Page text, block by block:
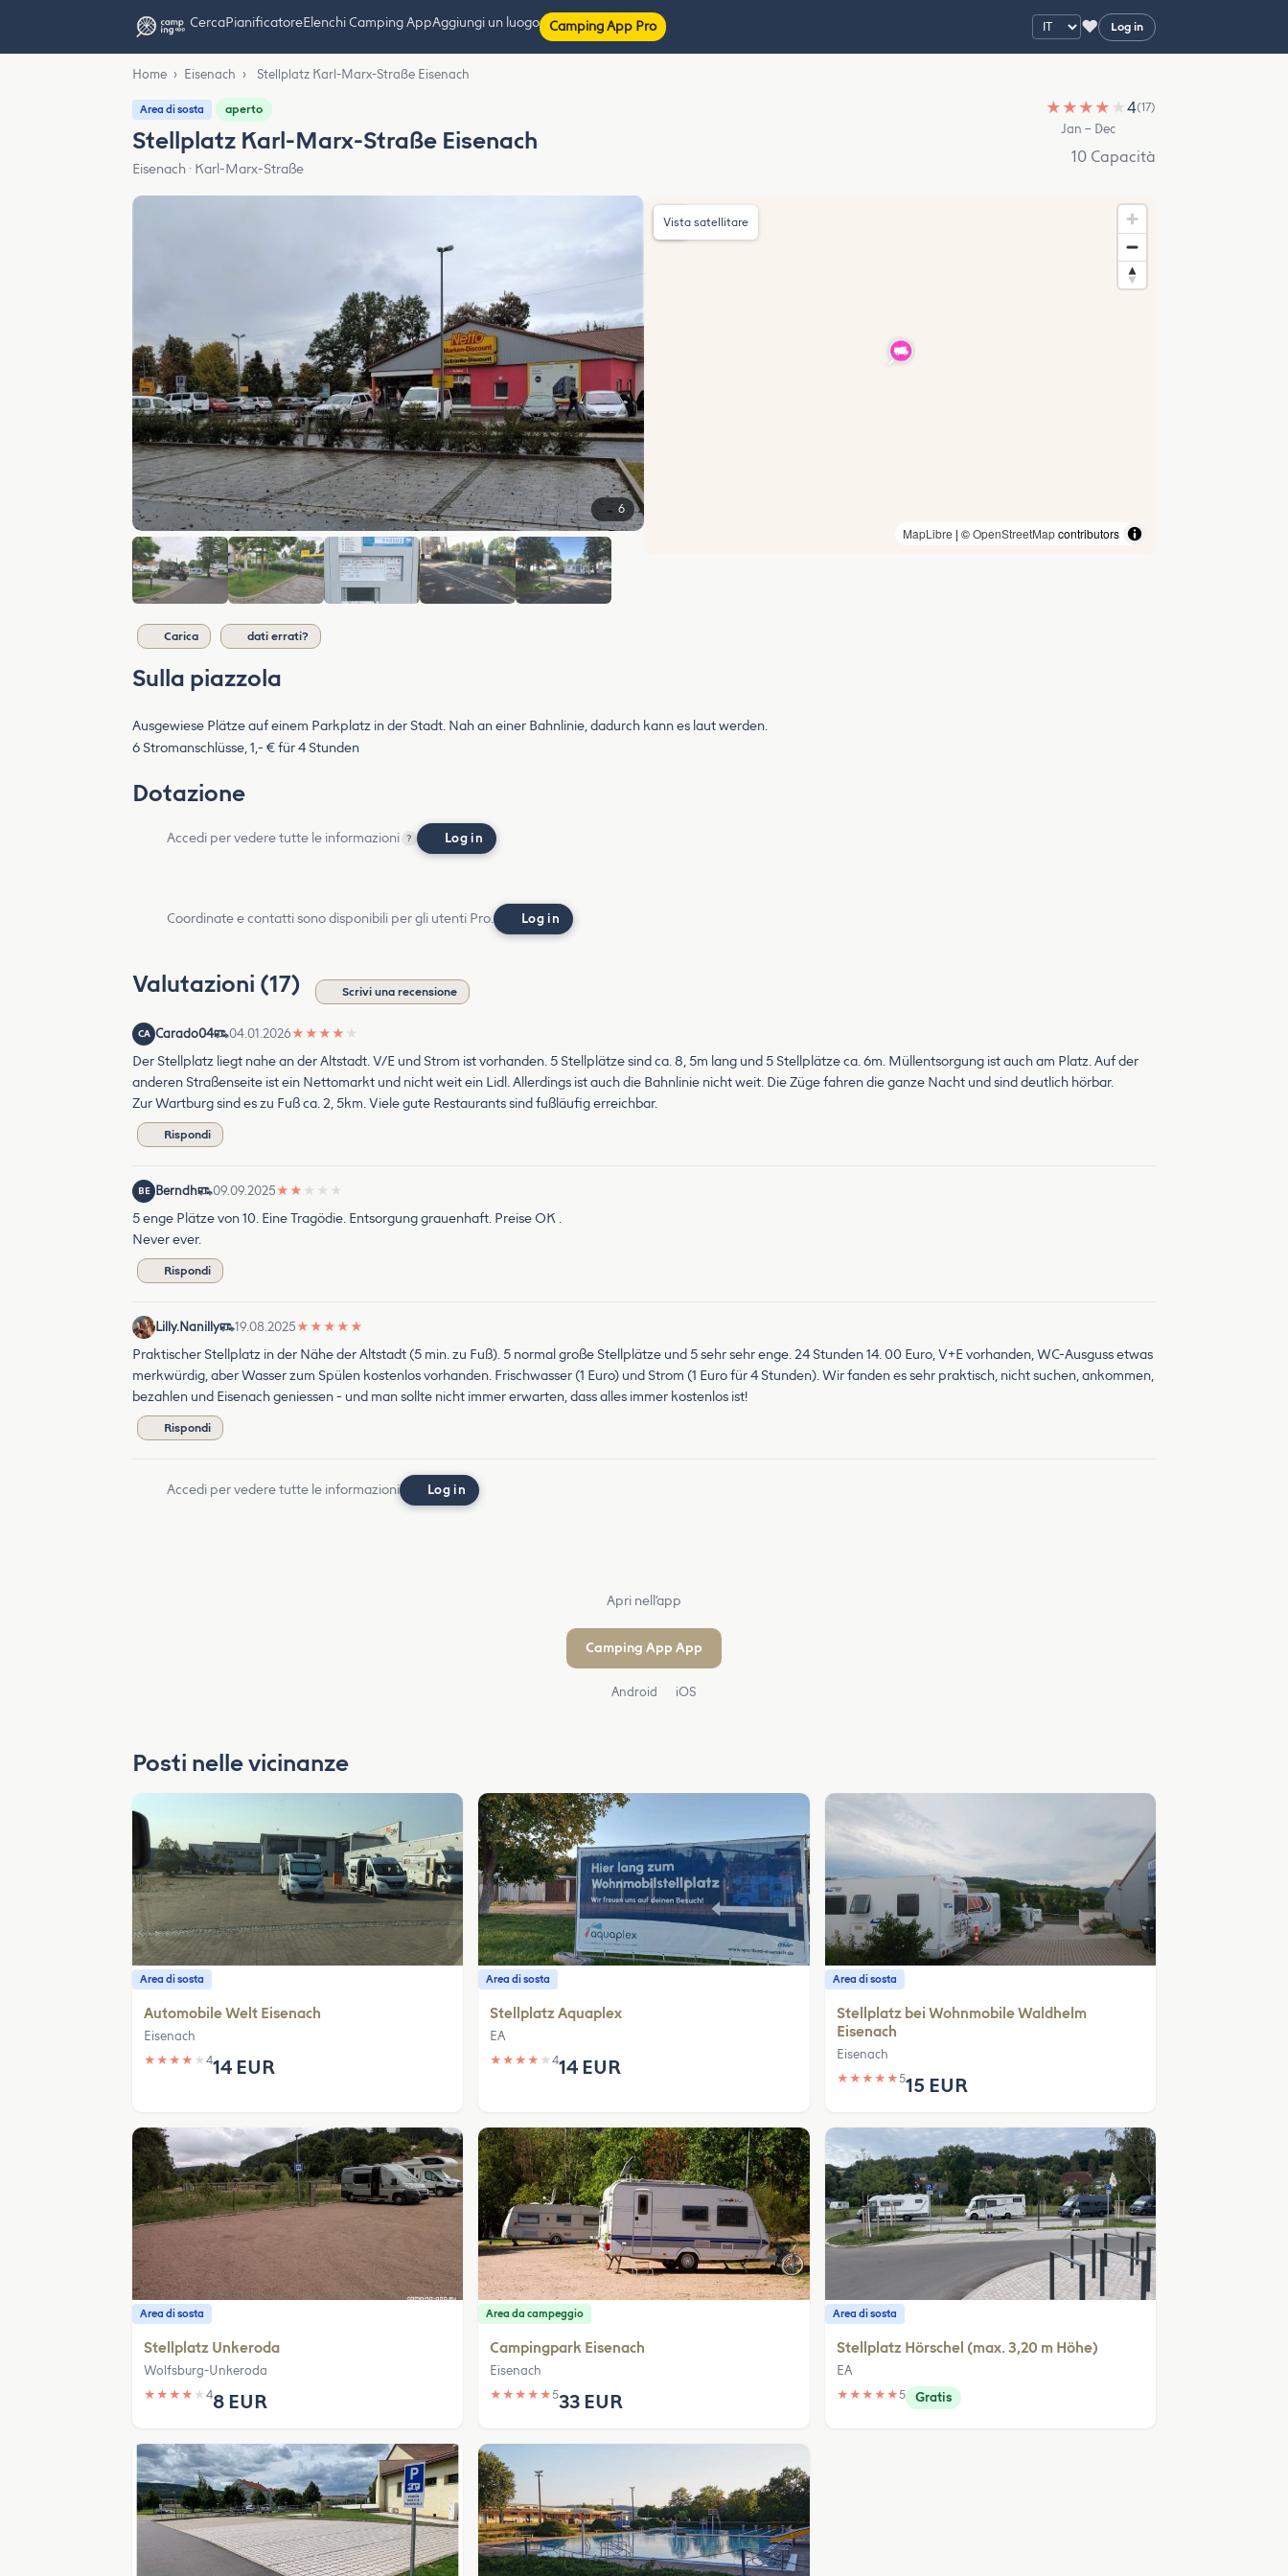
CercaPianificatoreElenchi Camping AppAggiungi un luogo Camping App Pro ♥ Log in
Home › Eisenach › Stellplatz Karl-Marx-Straße Eisenach
Area di sosta aperto
Stellplatz Karl-Marx-Straße Eisenach
Eisenach · Karl-Marx-Straße
★ ★ ★ ★ ★4(17)
Jan – Dec
10 Capacità
6
MapLibre | ©OpenStreetMapcontributors
Vista satellitare
Carica dati errati?
Sulla piazzola
Ausgewiese Plätze auf einem Parkplatz in der Stadt. Nah an einer Bahnlinie, dadurch kann es laut werden.
6 Stromanschlüsse, 1,- € für 4 Stunden
Dotazione
Accedi per vedere tutte le informazioni ? Log in
Coordinate e contatti sono disponibili per gli utenti Pro. Log in
Valutazioni (17) Scrivi una recensione
CA Carado04 04.01.2026★ ★ ★ ★ ★
Der Stellplatz liegt nahe an der Altstadt. V/E und Strom ist vorhanden. 5 Stellplätze sind ca. 8, 5m lang und 5 Stellplätze ca. 6m. Müllentsorgung ist auch am Platz. Auf der
anderen Straßenseite ist ein Nettomarkt und nicht weit ein Lidl. Allerdings ist auch die Bahnlinie nicht weit. Die Züge fahren die ganze Nacht und sind deutlich hörbar.
Zur Wartburg sind es zu Fuß ca. 2, 5km. Viele gute Restaurants sind fußläufig erreichbar.
Rispondi
BE Berndh 09.09.2025★ ★ ★ ★ ★
5 enge Plätze von 10. Eine Tragödie. Entsorgung grauenhaft. Preise OK .
Never ever.
Rispondi
Lilly.Nanilly 19.08.2025★ ★ ★ ★ ★
Praktischer Stellplatz in der Nähe der Altstadt (5 min. zu Fuß). 5 normal große Stellplätze und 5 sehr sehr enge. 24 Stunden 14. 00 Euro, V+E vorhanden, WC-Ausguss etwas
merkwürdig, aber Wasser zum Spülen kostenlos vorhanden. Frischwasser (1 Euro) und Strom (1 Euro für 4 Stunden). Wir fanden es sehr praktisch, nicht suchen, ankommen,
bezahlen und Eisenach geniessen - und man sollte nicht immer erwarten, dass alles immer kostenlos ist!
Rispondi
Accedi per vedere tutte le informazioni Log in
Apri nell'app
Camping App App
Android iOS
Posti nelle vicinanze
Area di sosta
Automobile Welt Eisenach
Eisenach
★ ★ ★ ★ ★ 414 EUR
Area di sosta
Stellplatz Aquaplex
EA
★ ★ ★ ★ ★414 EUR
Area di sosta
Stellplatz bei Wohnmobile Waldhelm
Eisenach
Eisenach
★ ★ ★ ★ ★515 EUR
Area di sosta
Stellplatz Unkeroda
Wolfsburg-Unkeroda
★ ★ ★ ★ ★ 48 EUR
Area da campeggio
Campingpark Eisenach
Eisenach
★ ★ ★ ★ ★533 EUR
Area di sosta
Stellplatz Hörschel (max. 3,20 m Höhe)
EA
★ ★ ★ ★ ★5 Gratis